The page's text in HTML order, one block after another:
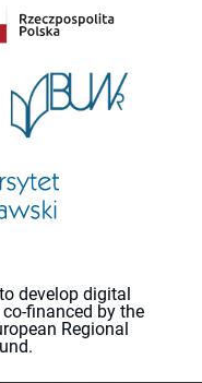
develop digital
financed by the
Regional